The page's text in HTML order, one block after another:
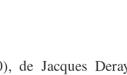
de Jacques